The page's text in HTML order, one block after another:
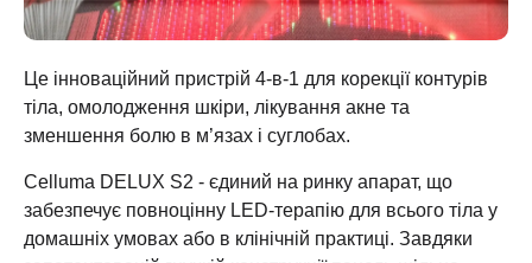
Це інноваційний пристрій 4-в-1 для корекції контурів
тіла, омолодження шкіри, лікування акне та
зменшення болю в м’язах і суглобах.
Celluma DELUX S2 - єдиний на ринку апарат, що
забезпечує повноцінну LED-терапію для всього тіла у
домашніх умовах або в клінічній практиці. Завдяки